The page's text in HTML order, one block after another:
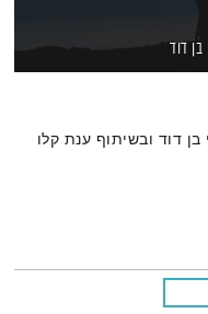
בן דוד
דוד ובשיתוף ענת קלו